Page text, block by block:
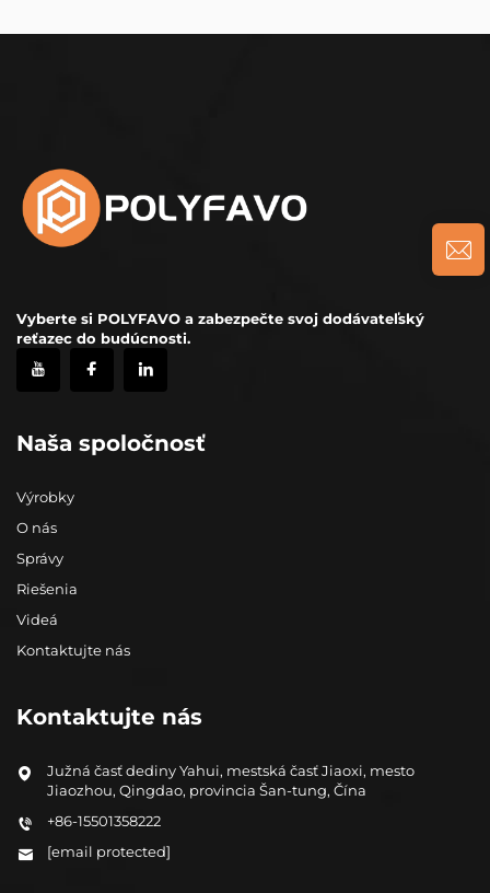
Vyberte si POLYFAVO a zabezpečte svoj dodávateľský
reťazec do budúcnosti.
Naša spoločnosť
Výrobky
O nás
Správy
Riešenia
Videá
Kontaktujte nás
Kontaktujte nás
Južná časť dediny Yahui, mestská časť Jiaoxi, mesto
Jiaozhou, Qingdao, provincia Šan-tung, Čína
+86-15501358222
[email protected]